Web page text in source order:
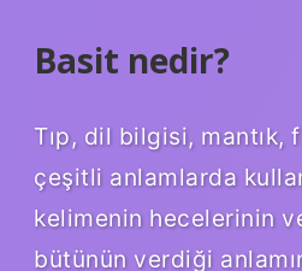
Basit nedir?
Tıp, dil bilgisi,
çeşitli anlamlarda
kelimenin hecelerinin
bütünün verdiği